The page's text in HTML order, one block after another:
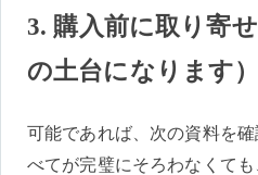
3. 購入前に取り寄
の土台になります）
可能であれば、次の資料を
べてが完璧にそろわなくて